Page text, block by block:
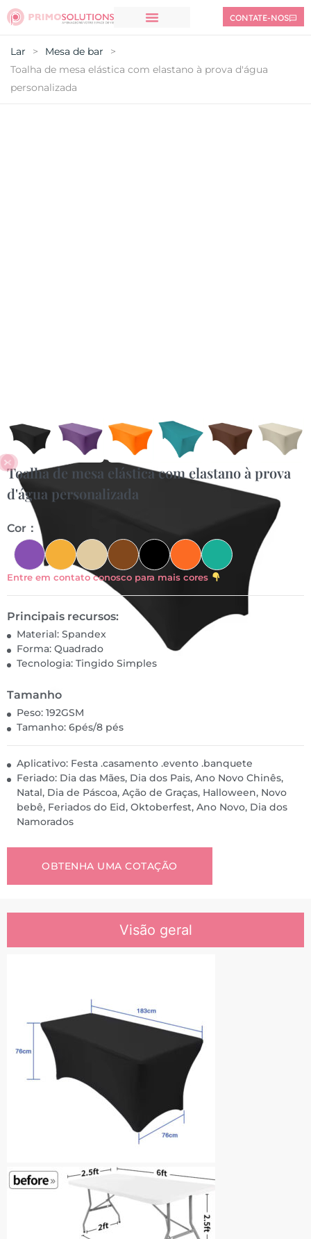
CONTATE-NOS
Lar > Mesa de bar
>
Toalha de mesa elástica com elastano à prova d'água
personalizada
Toalha de mesa elástica com elastano à prova
d'água personalizada
Cor：
Entre em contato conosco para mais cores
Principais recursos:
Material: Spandex
Forma: Quadrado
Tecnologia: Tingido Simples
Tamanho
Peso: 192GSM
Tamanho: 6pés/8 pés
Aplicativo: Festa .casamento .evento .banquete
Feriado: Dia das Mães, Dia dos Pais, Ano Novo Chinês,
Natal, Dia de Páscoa, Ação de Graças, Halloween, Novo
bebê, Feriados do Eid, Oktoberfest, Ano Novo, Dia dos
Namorados
OBTENHA UMA COTAÇÃO
Visão geral